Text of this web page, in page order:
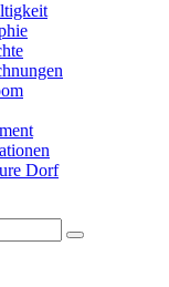
Dorf